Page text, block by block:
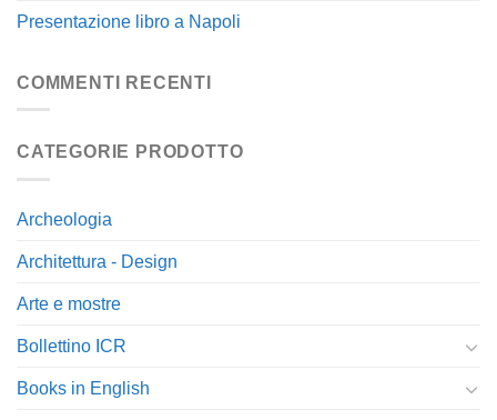
Presentazione libro a Napoli
COMMENTI RECENTI
CATEGORIE PRODOTTO
Archeologia
Architettura - Design
Arte e mostre
Bollettino ICR
Books in English